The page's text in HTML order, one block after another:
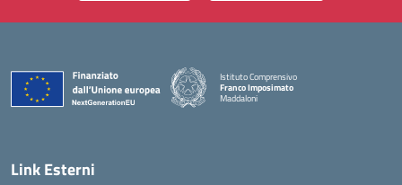
Istituto Comprensivo
Franco Imposimato
Maddaloni
Link Esterni